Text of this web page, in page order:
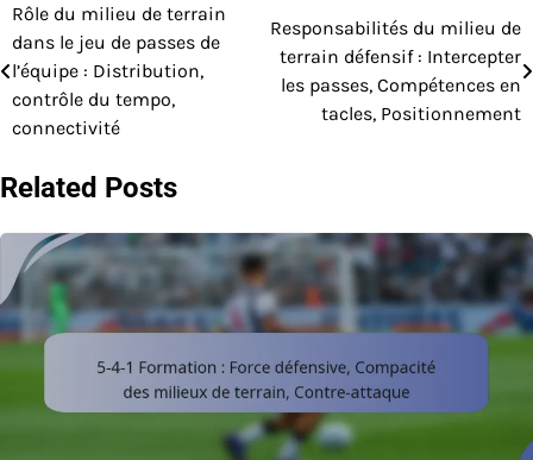
Post
navigation
Rôle du milieu de terrain
dans le jeu de passes de
l’équipe : Distribution,
contrôle du tempo,
connectivité
Responsabilités du milieu de
terrain défensif : Intercepter
les passes, Compétences en
tacles, Positionnement
Related Posts